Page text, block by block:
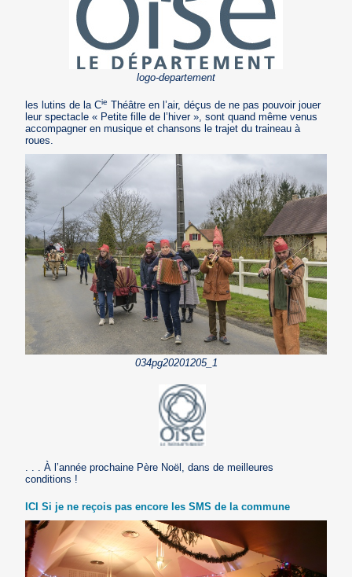
logo-departement
les lutins de la Cie Théâtre en l’air, déçus de ne pas pouvoir jouer
leur spectacle « Petite fille de l’hiver », sont quand même venus
accompagner en musique et chansons le trajet du traineau à
roues.
034pg20201205_1
. . . À l’année prochaine Père Noël, dans de meilleures
conditions !
ICI Si je ne reçois pas encore les SMS de la commune